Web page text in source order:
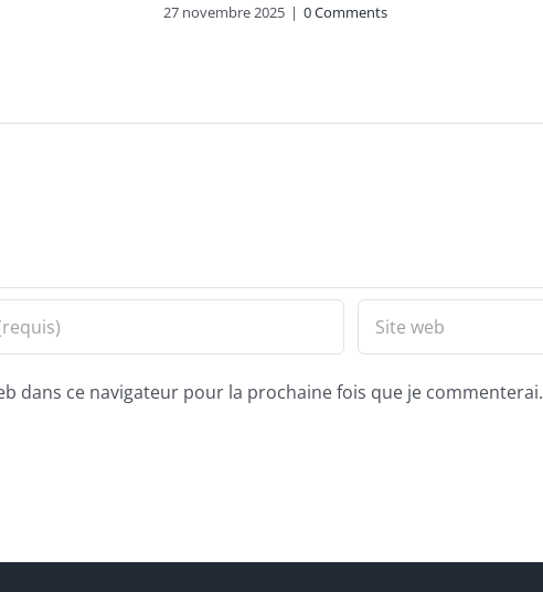
27 novembre 2025 | 0 Comments
dans ce navigateur pour la prochaine fois que je commenterai.